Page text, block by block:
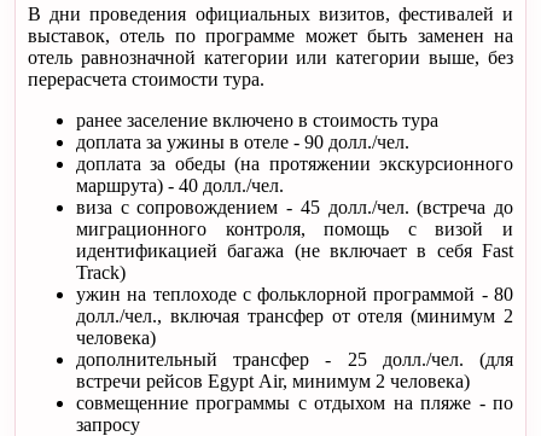
В дни проведения официальных визитов, фестивалей и
выставок, отель по программе может быть заменен на
отель равнозначной категории или категории выше, без
перерасчета стоимости тура.
ранее заселение включено в стоимость тура
доплата за ужины в отеле - 90 долл./чел.
доплата за обеды (на протяжении экскурсионного
маршрута) - 40 долл./чел.
виза с сопровождением - 45 долл./чел. (встреча до
миграционного контроля, помощь с визой и
идентификацией багажа (не включает в себя Fast
Track)
ужин на теплоходе с фольклорной программой - 80
долл./чел., включая трансфер от отеля (минимум 2
человека)
дополнительный трансфер - 25 долл./чел. (для
встречи рейсов Egypt Air, минимум 2 человека)
совмещенние программы с отдыхом на пляже - по
запросу